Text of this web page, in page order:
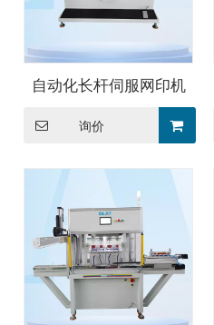
自动化长杆伺服网印机
询价